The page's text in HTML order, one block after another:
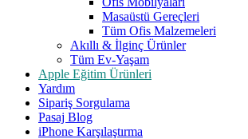
Masaüstü Gereçleri
Tüm Ofis Malzemeleri
Akıllı & İlginç Ürünler
Tüm Ev-Yaşam
Apple Eğitim Ürünleri
Yardım
Sipariş Sorgulama
Pasaj Blog
iPhone Karşılaştırma